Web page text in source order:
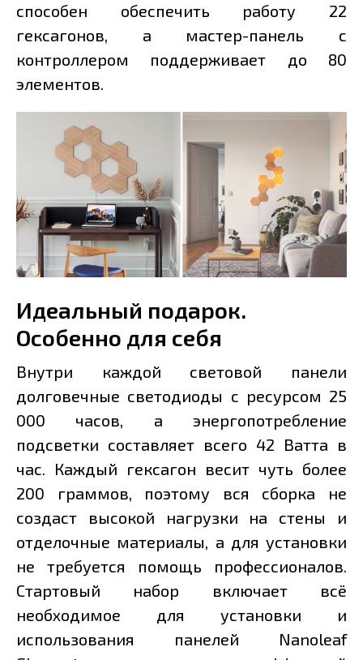
способен обеспечить работу 22
гексагонов, а мастер-панель с
контроллером поддерживает до 80
элементов.
Идеальный подарок.
Особенно для себя
Внутри каждой световой панели
долговечные светодиоды с ресурсом 25
000 часов, а энергопотребление
подсветки составляет всего 42 Ватта в
час. Каждый гексагон весит чуть более
200 граммов, поэтому вся сборка не
создаст высокой нагрузки на стены и
отделочные материалы, а для установки
не требуется помощь профессионалов.
Стартовый набор включает всё
необходимое для установки и
использования панелей Nanoleaf